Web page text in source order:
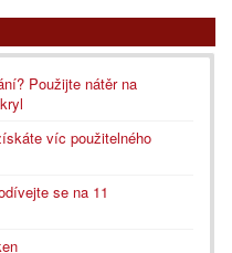
Použijte nátěr na
víc použitelného
se na 11